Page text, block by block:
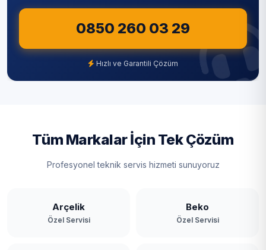
Şişli
Tuzla
Üsküdar
Zeytinburnu
0850 260 03 29
Hızlı ve Garantili Çözüm
Tüm Markalar İçin Tek Çözüm
Profesyonel teknik servis hizmeti sunuyoruz
Arçelik
Özel Servisi
Beko
Özel Servisi